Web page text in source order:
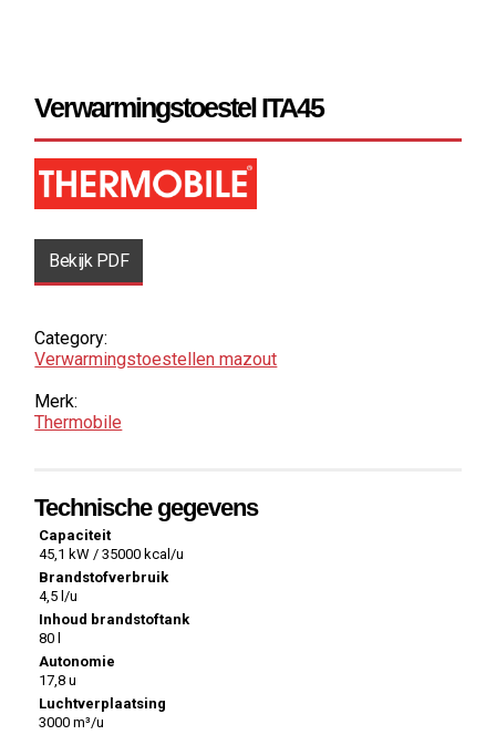
Verwarmingstoestel ITA45
Bekijk PDF
Category:
Verwarmings­toestellen mazout
Merk:
Thermobile
Technische gegevens
Capaciteit
45,1 kW / 35000 kcal/u
Brandstofverbruik
4,5 l/u
Inhoud brandstoftank
80 l
Autonomie
17,8 u
Luchtverplaatsing
3000 m³/u